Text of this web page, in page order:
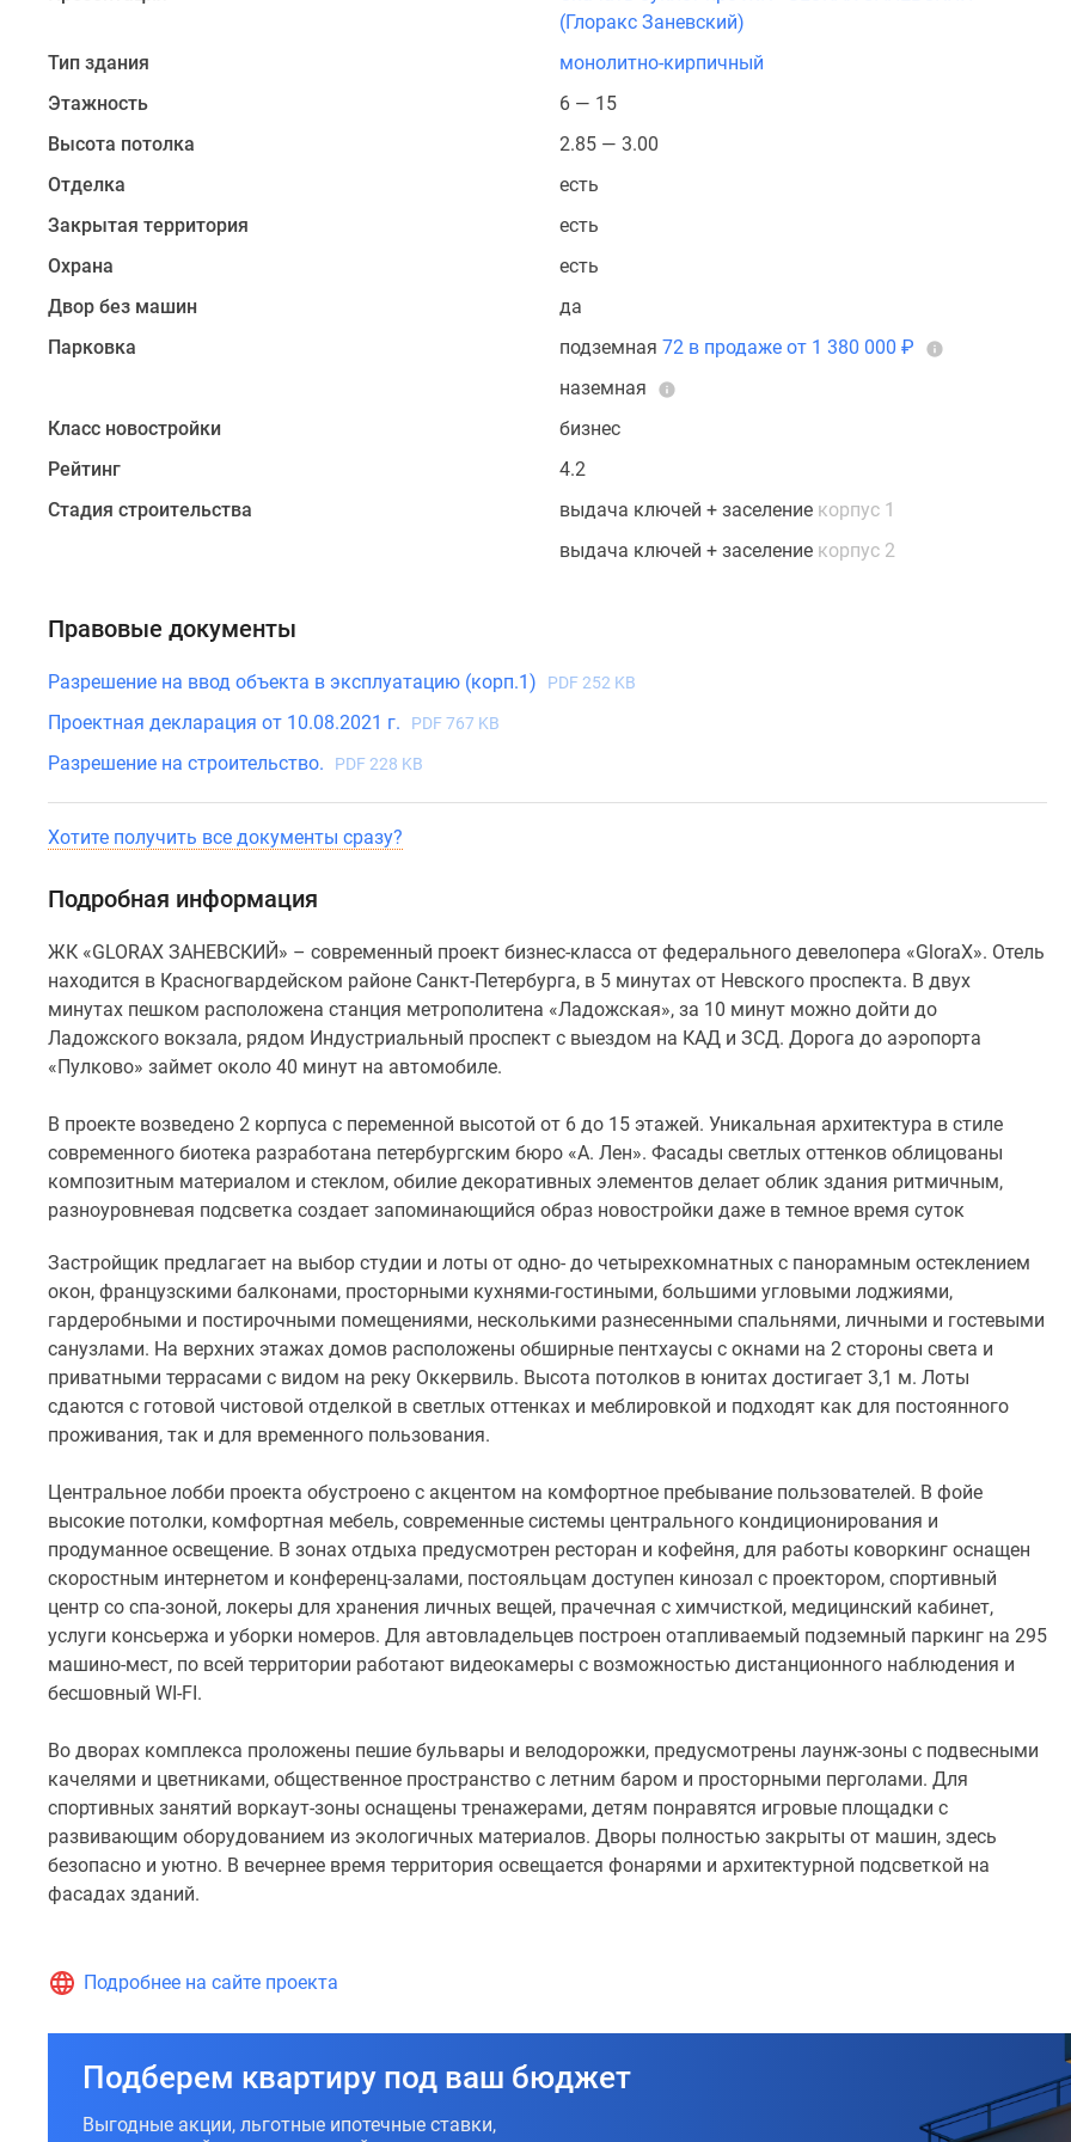
аэропорта
займет
около
40
минут
на
автомобиле.
В
проекте
корпуса
с
высотой
15
Уникальная
архитектура
стиле
современного
биотека
петербургским
бюро
«А.
Лен».
Фасады
светлых
оттенков
композитным
материалом
и
стеклом,
декоративных
элементов
делает
облик
здания
ритмичным,
разноуровневая
создает
запоминающийся
образ
новостройки
даже
в
темное
время
Застройщик
предлагает
на
выбор
студии
от
до
четырехкомнатных
панорамным
(Глоракс Заневский)
Тип здания
монолитно-кирпичный
Этажность
6 — 15
Высота потолка
2.85 — 3.00
Отделка
есть
Закрытая территория
есть
Охрана
есть
Двор без машин
да
Парковка
подземная 72 в продаже от 1 380 000 ₽
наземная
Класс новостройки
бизнес
Рейтинг
4.2
Стадия строительства
выдача ключей + заселение корпус 1
выдача ключей + заселение корпус 2
Правовые документы
Разрешение на ввод объекта в эксплуатацию (корп.1) PDF 252 KB
Проектная декларация от 10.08.2021 г. PDF 767 KB
Разрешение на строительство. PDF 228 KB
Хотите получить все документы сразу?
Подробная информация
ЖК «GLORAX ЗАНЕВСКИЙ» – современный проект бизнес-класса от федерального девелопера «GloraX». Отель
находится в Красногвардейском районе Санкт-Петербурга, в 5 минутах от Невского проспекта. В двух
минутах пешком расположена станция метрополитена «Ладожская», за 10 минут можно дойти до
Ладожского вокзала, рядом Индустриальный проспект с выездом на КАД и ЗСД. Дорога до аэропорта
«Пулково» займет около 40 минут на автомобиле.
В проекте возведено 2 корпуса с переменной высотой от 6 до 15 этажей. Уникальная архитектура в стиле
современного биотека разработана петербургским бюро «А. Лен». Фасады светлых оттенков облицованы
композитным материалом и стеклом, обилие декоративных элементов делает облик здания ритмичным,
разноуровневая подсветка создает запоминающийся образ новостройки даже в темное время суток
Застройщик предлагает на выбор студии и лоты от одно- до четырехкомнатных с панорамным остеклением
окон, французскими балконами, просторными кухнями-гостиными, большими угловыми лоджиями,
гардеробными и постирочными помещениями, несколькими разнесенными спальнями, личными и гостевыми
санузлами. На верхних этажах домов расположены обширные пентхаусы с окнами на 2 стороны света и
приватными террасами с видом на реку Оккервиль. Высота потолков в юнитах достигает 3,1 м. Лоты
сдаются с готовой чистовой отделкой в светлых оттенках и меблировкой и подходят как для постоянного
проживания, так и для временного пользования.
Центральное лобби проекта обустроено с акцентом на комфортное пребывание пользователей. В фойе
высокие потолки, комфортная мебель, современные системы центрального кондиционирования и
продуманное освещение. В зонах отдыха предусмотрен ресторан и кофейня, для работы коворкинг оснащен
скоростным интернетом и конференц-залами, постояльцам доступен кинозал с проектором, спортивный
центр со спа-зоной, локеры для хранения личных вещей, прачечная с химчисткой, медицинский кабинет,
услуги консьержа и уборки номеров. Для автовладельцев построен отапливаемый подземный паркинг на 295
машино-мест, по всей территории работают видеокамеры с возможностью дистанционного наблюдения и
бесшовный WI-FI.
Во дворах комплекса проложены пешие бульвары и велодорожки, предусмотрены лаунж-зоны с подвесными
качелями и цветниками, общественное пространство с летним баром и просторными перголами. Для
спортивных занятий воркаут-зоны оснащены тренажерами, детям понравятся игровые площадки с
развивающим оборудованием из экологичных материалов. Дворы полностью закрыты от машин, здесь
безопасно и уютно. В вечернее время территория освещается фонарями и архитектурной подсветкой на
фасадах зданий.
Подробнее на сайте проекта
Подберем квартиру под ваш бюджет
Выгодные акции, льготные ипотечные ставки,